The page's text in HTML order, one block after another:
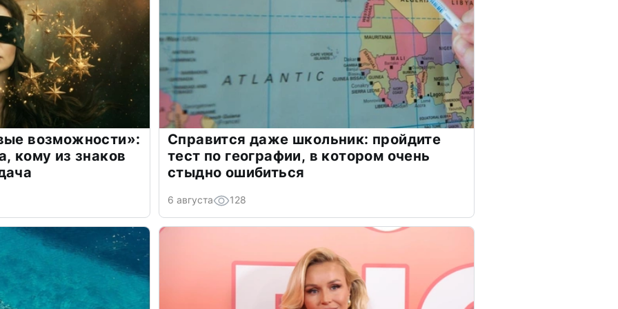
возможности»:
кому из знаков
Справится даже школьник: пройдите
тест по географии, в котором очень
стыдно ошибиться
6 августа 128